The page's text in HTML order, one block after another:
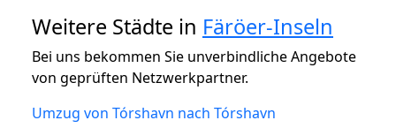
Weitere Städte in Färöer-Inseln
Bei uns bekommen Sie unverbindliche Angebote
von geprüften Netzwerkpartner.
Umzug von Tórshavn nach Tórshavn